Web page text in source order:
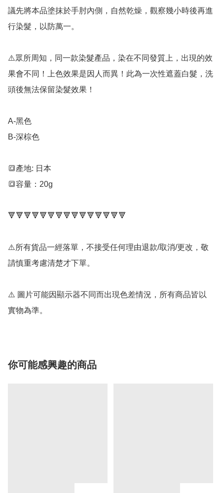
議先將本品塗抹於手肘內側，自然乾燥，觀察幾小時後再進
行染髮，以防萬一。
⚠️眾所周知，同一款染髮產品，染在不同發質上，出現的效
果會不同！上色效果是因人而異！此為一次性遮蓋白髮，洗
頭後無法保留染髮效果！
A-黑色
B-深棕色
🔳產地: 日本
🔳容量：20g
🔻🔻🔻🔻🔻🔻🔻🔻🔻🔻🔻🔻🔻🔻🔻
⚠️所有貨品一經落單，不接受任何理由退款/取消/更改，敬
請慎重考慮清楚才下單。
⚠️ 圖片可能因顯示器不同而出現色差情況，所有商品皆以
實物為準。
你可能感興趣的商品